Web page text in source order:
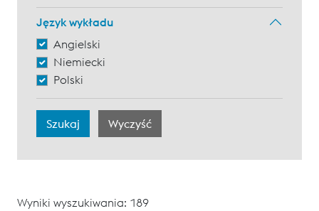
Język wykładu
Angielski
Niemiecki
Polski
Wyniki wyszukiwania: 189